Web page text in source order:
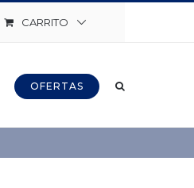
CARRITO
OFERTAS